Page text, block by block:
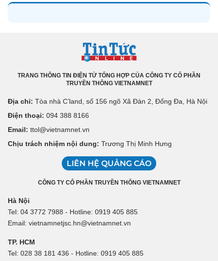
TRANG THÔNG TIN ĐIỆN TỬ TỔNG HỢP CỦA CÔNG TY CỔ PHẦN
TRUYỀN THÔNG VIETNAMNET
Địa chỉ: Tòa nhà C’land, số 156 ngõ Xã Đàn 2, Đống Đa, Hà Nội
Điện thoại: 094 388 8166
Email: ttol@vietnamnet.vn
Chịu trách nhiệm nội dung: Trương Thị Minh Hưng
LIÊN HỆ QUẢNG CÁO
CÔNG TY CỔ PHẦN TRUYỀN THÔNG VIETNAMNET
Hà Nội
Tel: 04 3772 7988 - Hotline: 0919 405 885
Email: vietnamnetjsc.hn@vietnamnet.vn
TP. HCM
Tel: 028 38 181 436 - Hotline: 0919 405 885